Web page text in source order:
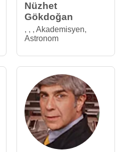
Nüzhet
Gökdoğan
, , , Akademisyen,
Astronom